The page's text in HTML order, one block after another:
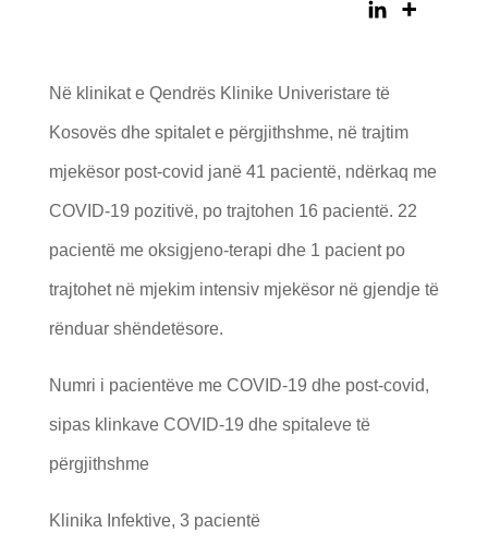
Në klinikat e Qendrës Klinike Univeristare të
Kosovës dhe spitalet e përgjithshme, në trajtim
mjekësor post-covid janë 41 pacientë, ndërkaq me
COVID-19 pozitivë, po trajtohen 16 pacientë. 22
pacientë me oksigjeno-terapi dhe 1 pacient po
trajtohet në mjekim intensiv mjekësor në gjendje të
rënduar shëndetësore.
Numri i pacientëve me COVID-19 dhe post-covid,
sipas klinkave COVID-19 dhe spitaleve të
përgjithshme
Klinika Infektive, 3 pacientë